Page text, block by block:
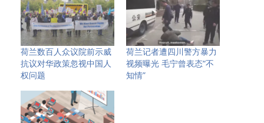
荷兰数百人众议院前示威
抗议对华政策忽视中国人
权问题
荷兰记者遭四川警方暴力
视频曝光 毛宁曾表态“不
知情”